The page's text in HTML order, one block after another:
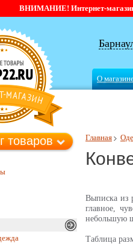
ВНИМАНИЕ! Интернет-магазин
О
Главная
Выписка из
главное,
небольшую
Таблица
товаров